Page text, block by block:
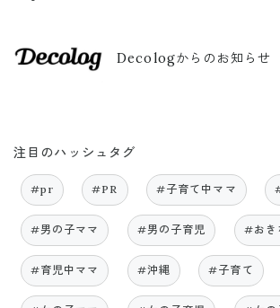
Decologからのお知らせ
注目のハッシュタグ
#pr #PR #子育て中ママ
#男の子ママ #男の子育児 #おき
#育児中ママ #沖縄 #子育て